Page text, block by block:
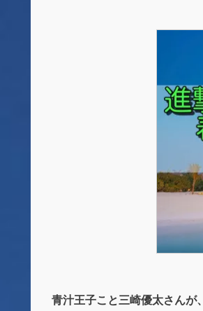
青汁王子こと三崎優太さんが、